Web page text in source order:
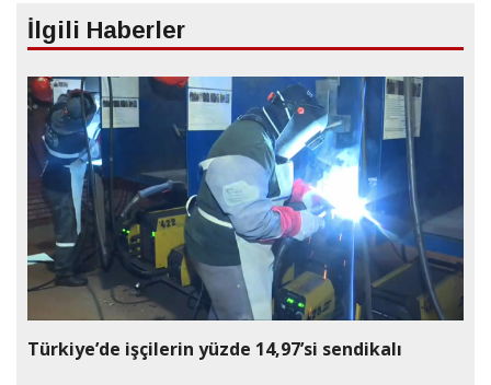
İlgili Haberler
Türkiye’de işçilerin yüzde 14,97’si sendikalı